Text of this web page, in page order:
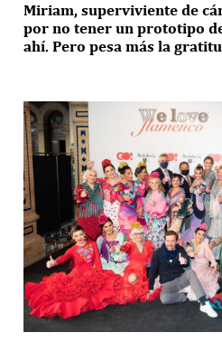
Miriam, superviviente de
por no tener un prototipo
ahí. Pero pesa más la